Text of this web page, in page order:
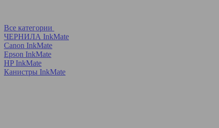
Все категории
ЧЕРНИЛА InkMate
Canon InkMate
Epson InkMate
HP InkMate
Канистры InkMate